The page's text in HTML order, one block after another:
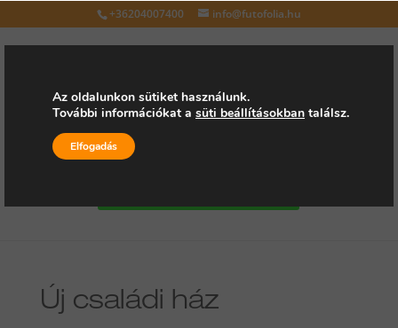
+36204007400 info@futofolia.hu
Válasszon oldalt
Új családi ház
Az oldalunkon sütiket használunk.
További információkat a süti beállításokban találsz.
Elfogadás